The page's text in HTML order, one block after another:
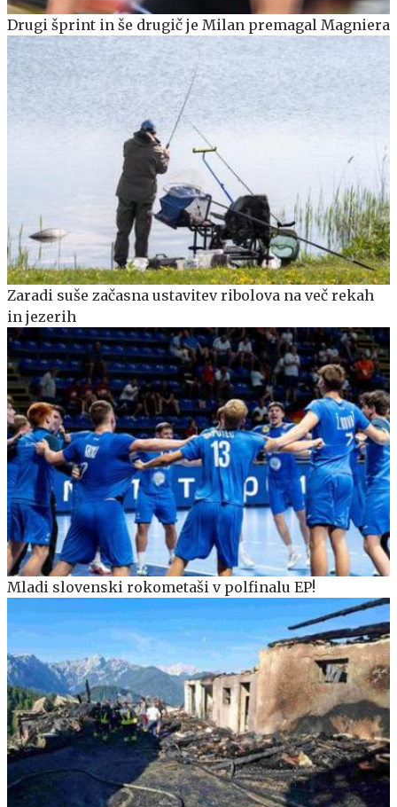
Drugi šprint in še drugič je Milan premagal Magniera
Zaradi suše začasna ustavitev ribolova na več rekah
in jezerih
Mladi slovenski rokometaši v polfinalu EP!